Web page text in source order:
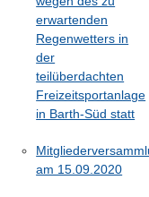
erwartenden
Regenwetters in
der
teilüberdachten
Freizeitsportanlage
in Barth-Süd statt
am 15.09.2020